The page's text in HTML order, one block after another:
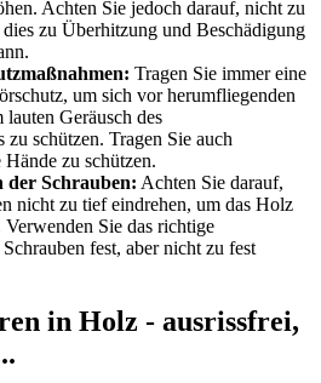
Achten Sie jedoch darauf, nicht zu
zu Überhitzung und Beschädigung
Tragen Sie immer eine
um sich vor herumfliegenden
Geräusch des
zu schützen. Tragen Sie auch
zu schützen.
der Schrauben: Achten Sie darauf,
nicht zu tief eindrehen, um das Holz
Sie das richtige
fest, aber nicht zu fest
in Holz - ausrissfrei,